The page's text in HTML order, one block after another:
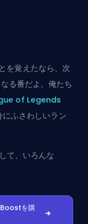
を覚えたなら、次
る番だよ。俺たち
of Legends
にふさわしいラン
して、いろんな
を購